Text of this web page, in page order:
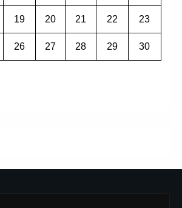
19 20 21 22 23
26 27 28 29 30